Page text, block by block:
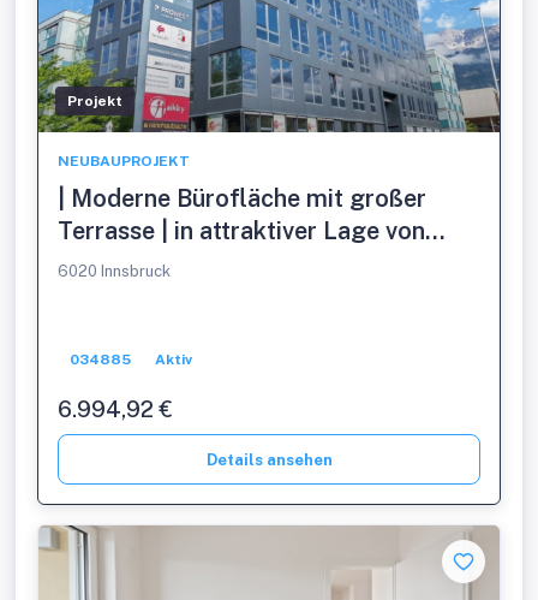
Projekt
NEUBAUPROJEKT
| Moderne Bürofläche mit großer
Terrasse | in attraktiver Lage von
Innsbruck
6020 Innsbruck
034885 Aktiv
6.994,92 €
Details ansehen